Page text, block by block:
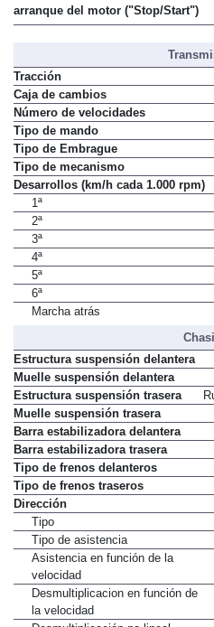
Automatismo de parada y
arranque del motor ("Stop/Start")
Tracción
Caja de cambios
Número de velocidades
Tipo de mando
Tipo de Embrague
Tipo de mecanismo
Desarrollos (km/h cada 1.000 rpm)
1ª
2ª
3ª
4ª
5ª
6ª
Estructura suspensión delantera
Muelle suspensión delantera
Estructura suspensión trasera
Muelle suspensión trasera
Barra estabilizadora delantera
Barra estabilizadora trasera
Tipo de frenos delanteros
Tipo de frenos traseros
Dirección
Tipo
Tipo de asistencia
Asistencia en función de la
velocidad
Desmultiplicacion en función de